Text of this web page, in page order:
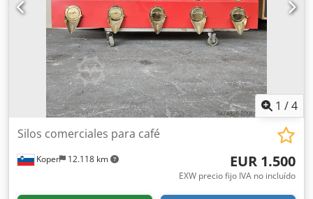
1 /4
Koper 12.118 km
Silos comerciales para café
EUR 1.500
EXW precio fijo IVA no incluído